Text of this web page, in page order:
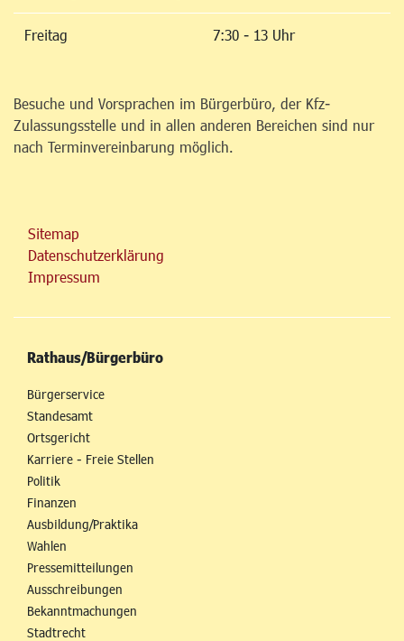
Freitag 7:30 - 13 Uhr
Besuche und Vorsprachen im Bürgerbüro, der Kfz-
Zulassungsstelle und in allen anderen Bereichen sind nur
nach Terminvereinbarung möglich.
Sitemap
Datenschutzerklärung
Impressum
Rathaus/Bürgerbüro
Bürgerservice
Standesamt
Ortsgericht
Karriere - Freie Stellen
Politik
Finanzen
Ausbildung/Praktika
Wahlen
Pressemitteilungen
Ausschreibungen
Bekanntmachungen
Stadtrecht